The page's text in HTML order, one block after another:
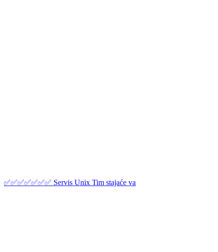
✅✅✅✅✅✅✅ Servis Unix Tim stajaće va